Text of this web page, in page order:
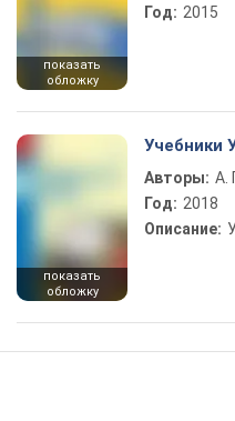
показать
обложку
Год: 2015
показать
обложку
Учебники
Авторы: А.
Год: 2018
Описание: